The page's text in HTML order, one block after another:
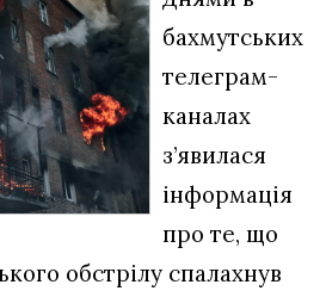
бахмутських
телеграм-
каналах
з’явилася
інформація
про те, що
обстрілу спалахнув